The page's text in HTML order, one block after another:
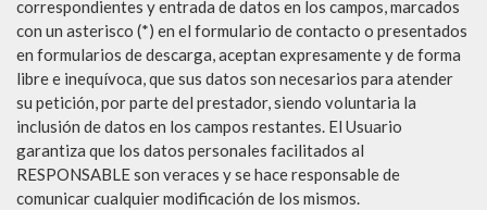
correspondientes y entrada de datos en los campos, marcados
con un asterisco (*) en el formulario de contacto o presentados
en formularios de descarga, aceptan expresamente y de forma
libre e inequívoca, que sus datos son necesarios para atender
su petición, por parte del prestador, siendo voluntaria la
inclusión de datos en los campos restantes. El Usuario
garantiza que los datos personales facilitados al
RESPONSABLE son veraces y se hace responsable de
comunicar cualquier modificación de los mismos.